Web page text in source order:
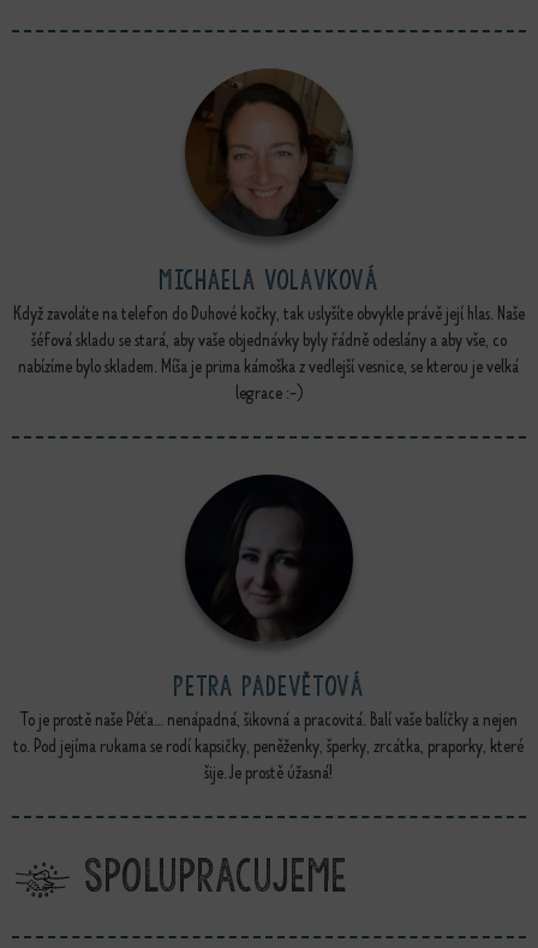
Michaela Volavková
Když zavoláte na telefon do Duhové kočky, tak uslyšíte obvykle právě její hlas. Naše
šéfová skladu se stará, aby vaše objednávky byly řádně odeslány a aby vše, co
nabízíme bylo skladem. Míša je prima kámoška z vedlejší vesnice, se kterou je velká
legrace :-)
Petra Padevětová
To je prostě naše Péťa… nenápadná, šikovná a pracovitá. Balí vaše balíčky a nejen
to. Pod jejíma rukama se rodí kapsičky, peněženky, šperky, zrcátka, praporky, které
šije. Je prostě úžasná!
Spolupracujeme